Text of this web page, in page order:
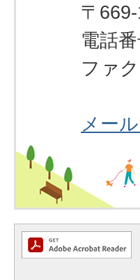
〒
電話
ファ
メー